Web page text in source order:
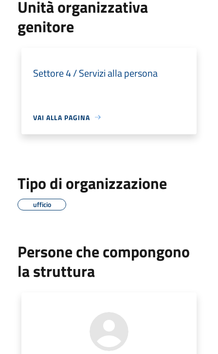
Unità organizzativa
genitore
Settore 4 / Servizi alla persona
VAI ALLA PAGINA
Tipo di organizzazione
ufficio
Persone che compongono
la struttura